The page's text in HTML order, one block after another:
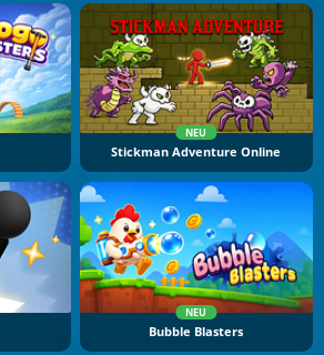
NEU
Stickman Adventure Online
NEU
Bubble Blasters